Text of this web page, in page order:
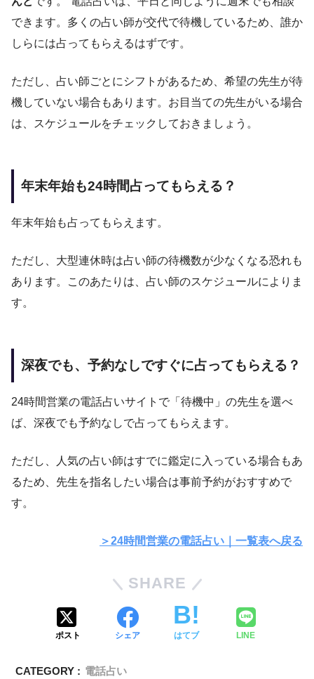
できます。多くの占い師が交代で待機しているため、誰か
しらには占ってもらえるはずです。
ただし、占い師ごとにシフトがあるため、希望の先生が待
機していない場合もあります。お目当ての先生がいる場合
は、スケジュールをチェックしておきましょう。
年末年始も24時間占ってもらえる？
年末年始も占ってもらえます。
ただし、大型連休時は占い師の待機数が少なくなる恐れも
あります。このあたりは、占い師のスケジュールによりま
す。
深夜でも、予約なしですぐに占ってもらえる？
24時間営業の電話占いサイトで「待機中」の先生を選べ
ば、深夜でも予約なしで占ってもらえます。
ただし、人気の占い師はすでに鑑定に入っている場合もあ
るため、先生を指名したい場合は事前予約がおすすめで
す。
＞24時間営業の電話占い｜一覧表へ戻る
SHARE
ポスト シェア はてブ LINE
CATEGORY : 電話占い